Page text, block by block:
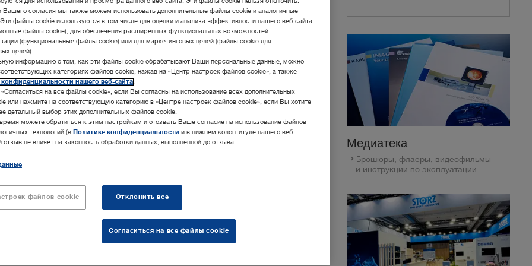
Вам готовые программы обучения.
разделе.
Медиатека
Брошюры, флаеры, видеофильмы
и инструкции по эксплуатации
для использования и просмотра данного веб-сайта. Эти файлы cookie нельзя отключить.
Вашего согласия мы также можем использовать дополнительные файлы cookie и аналогичные
Эти файлы cookie используются в том числе для оценки и анализа эффективности нашего веб-сайта
файлы cookie), для обеспечения расширенных функциональных возможностей
(функциональные файлы cookie) или для маркетинговых целей (файлы cookie для
целей).
информацию о том, как эти файлы cookie обрабатывают Ваши персональные данные, можно
категориях файлов cookie, нажав на «Центр настроек файлов cookie», а также
конфиденциальности нашего веб-сайта.
на все файлы cookie», если Вы согласны на использование всех дополнительных
или нажмите на соответствующую категорию в «Центре настроек файлов cookie», если Вы хотите
детальный выбор этих дополнительных файлов cookie.
можете обратиться к этим настройкам и отозвать Ваше согласие на использование файлов
технологий (в
Политике конфиденциальности и в нижнем колонтитуле нашего веб-
отзыв не влияет на законность обработки данных, выполненной до отзыва.
файлов cookie Отклонить все
Согласиться на все файлы cookie